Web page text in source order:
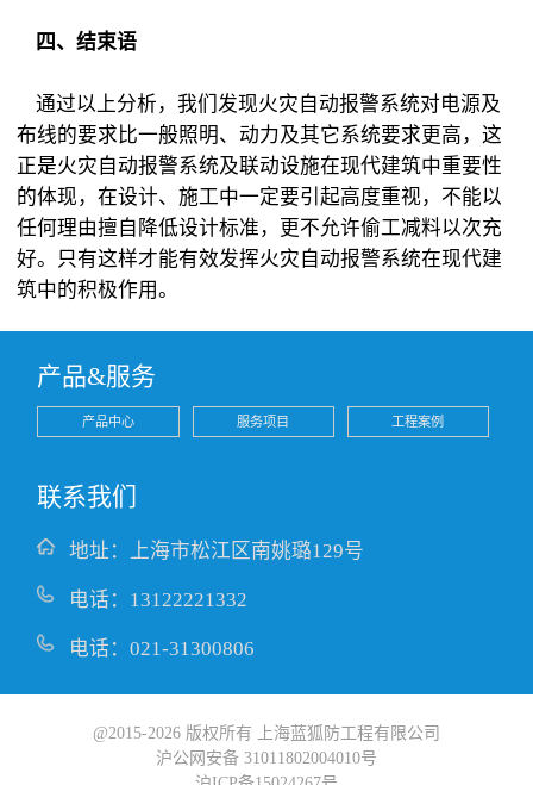
四、结束语
通过以上分析，我们发现火灾自动报警系统对电源及
布线的要求比一般照明、动力及其它系统要求更高，这
正是火灾自动报警系统及联动设施在现代建筑中重要性
的体现，在设计、施工中一定要引起高度重视，不能以
任何理由擅自降低设计标准，更不允许偷工减料以次充
好。只有这样才能有效发挥火灾自动报警系统在现代建
筑中的积极作用。
产品&服务
产品中心 服务项目 工程案例
联系我们
地址：上海市松江区南姚璐129号
电话：13122221332
电话：021-31300806
@2015-2026 版权所有 上海蓝狐防工程有限公司
沪公网安备 31011802004010号